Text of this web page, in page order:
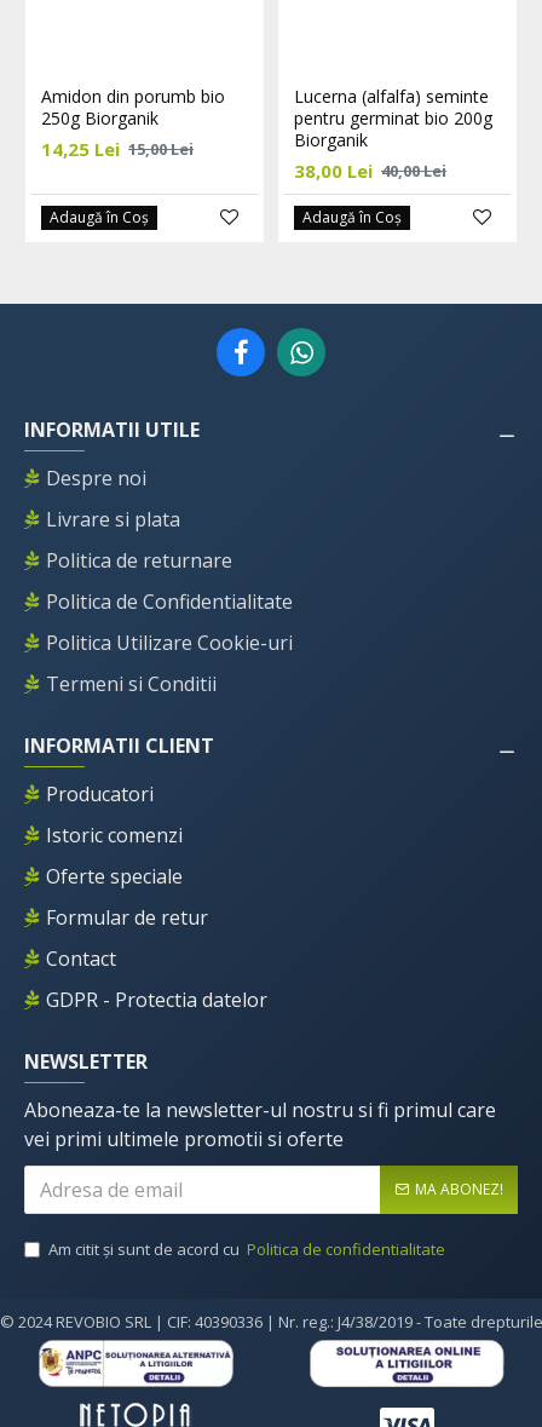
Amidon din porumb bio
250g Biorganik
14,25 Lei 15,00 Lei
Adaugă în Coş
Lucerna (alfalfa) seminte
pentru germinat bio 200g
Biorganik
38,00 Lei 40,00 Lei
Adaugă în Coş
INFORMATII UTILE
Despre noi
Livrare si plata
Politica de returnare
Politica de Confidentialitate
Politica Utilizare Cookie-uri
Termeni si Conditii
INFORMATII CLIENT
Producatori
Istoric comenzi
Oferte speciale
Formular de retur
Contact
GDPR - Protectia datelor
NEWSLETTER
Aboneaza-te la newsletter-ul nostru si fi primul care
vei primi ultimele promotii si oferte
MA ABONEZ!
Am citit şi sunt de acord cu Politica de confidentialitate
© 2024 REVOBIO SRL | CIF: 40390336 | Nr. reg.: J4/38/2019 - Toate